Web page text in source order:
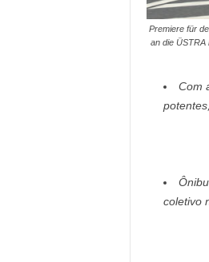
Premiere für
an die ÜSTRA
Com
coletivo